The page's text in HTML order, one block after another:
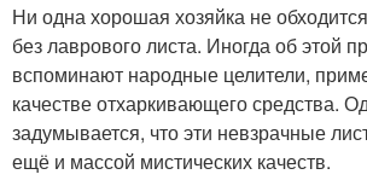
Ни одна хорошая хозяйка не
без лаврового листа. Иногда об этой
вспоминают народные целители,
качестве отхаркивающего средства.
задумывается, что эти невзрачные
ещё и массой мистических качеств.